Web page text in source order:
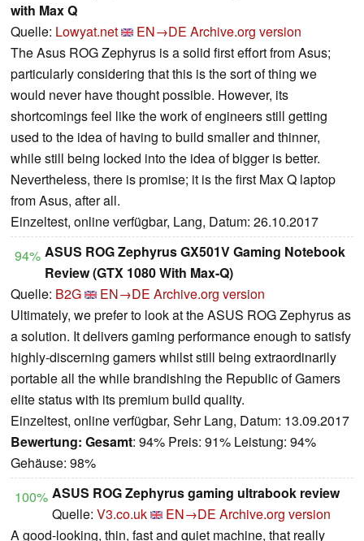
with Max Q
Quelle: Lowyat.net EN→DE Archive.org version
The Asus ROG Zephyrus is a solid first effort from Asus;
particularly considering that this is the sort of thing we
would never have thought possible. However, its
shortcomings feel like the work of engineers still getting
used to the idea of having to build smaller and thinner,
while still being locked into the idea of bigger is better.
Nevertheless, there is promise; it is the first Max Q laptop
from Asus, after all.
Einzeltest, online verfügbar, Lang, Datum: 26.10.2017
94% ASUS ROG Zephyrus GX501V Gaming Notebook
Review (GTX 1080 With Max-Q)
Quelle: B2G EN→DE Archive.org version
Ultimately, we prefer to look at the ASUS ROG Zephyrus as
a solution. It delivers gaming performance enough to satisfy
highly-discerning gamers whilst still being extraordinarily
portable all the while brandishing the Republic of Gamers
elite status with its premium build quality.
Einzeltest, online verfügbar, Sehr Lang, Datum: 13.09.2017
Bewertung: Gesamt: 94% Preis: 91% Leistung: 94%
Gehäuse: 98%
100% ASUS ROG Zephyrus gaming ultrabook review
Quelle: V3.co.uk EN→DE Archive.org version
A good-looking, thin, fast and quiet machine, that really